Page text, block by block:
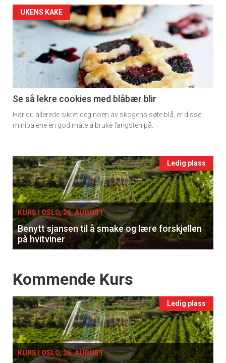
Artikler
detail
-
section
11
Ukens
UKENS KAKE
Se så lekre cookies med blåbær blir
Har du allerede sikret deg noen av skogens søte blå, er disse
minipaiene en god måte å bruke fangsten på.
Events
single
Ledig plass
KURS I OSLO, 26. AUGUST
Benytt sjansen til å smake og lære forskjellen
på hvitviner
Events
Kommende Kurs
Ledig plass
KURS I OSLO, 26. AUGUST